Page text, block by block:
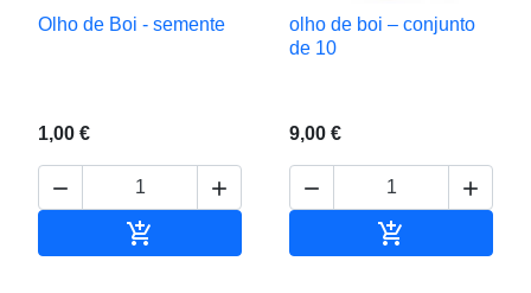
Olho de Boi - semente
1,00 €
 

olho de boi – conjunto
de 10
9,00 €
 
